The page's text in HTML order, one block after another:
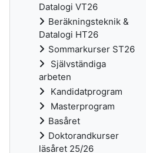
Datalogi VT26
Beräkningsteknik &
Datalogi HT26
Sommarkurser ST26
Självständiga
arbeten
Kandidatprogram
Masterprogram
Basåret
Doktorandkurser
läsåret 25/26